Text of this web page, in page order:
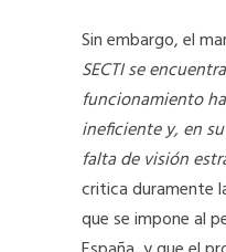
Sin embargo, el
SECTI se
funcionamiento
ineficiente y, en
falta de visión
critica duramente
que se impone al